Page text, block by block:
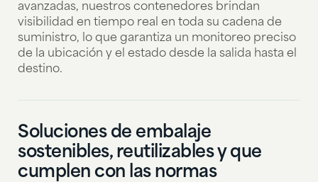
avanzadas, nuestros contenedores brindan
visibilidad en tiempo real en toda su cadena de
suministro, lo que garantiza un monitoreo preciso
de la ubicación y el estado desde la salida hasta el
destino.
Soluciones de embalaje
sostenibles, reutilizables y que
cumplen con las normas